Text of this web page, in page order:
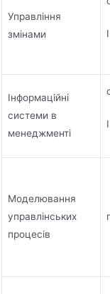
Управління
змінами
Інформаційні
системи в
менеджменті
Моделювання
управлінських
процесів